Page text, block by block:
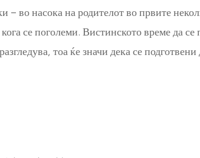
во насока на родителот во првите
се поголеми. Вистинското време да
тоа ќе значи дека се